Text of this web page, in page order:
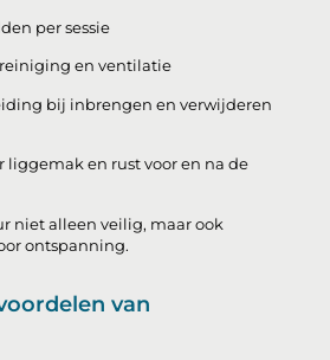
per sessie
reiniging en ventilatie
bij inbrengen en verwijderen
liggemak en rust voor en na de
niet alleen veilig, maar ook
ontspanning.
van